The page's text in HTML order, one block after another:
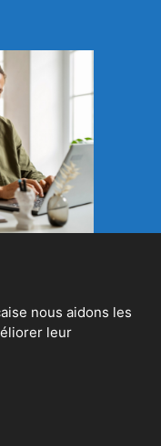
nous aidons les
leur